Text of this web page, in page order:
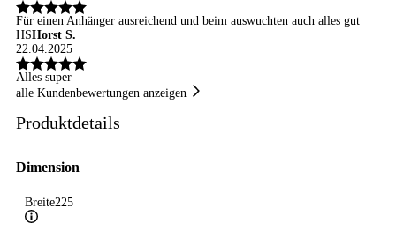
Für einen Anhänger ausreichend und beim auswuchten auch alles gut
HSHorst S.
22.04.2025
Alles super
alle Kundenbewertungen anzeigen
Produktdetails
Dimension
Breite225